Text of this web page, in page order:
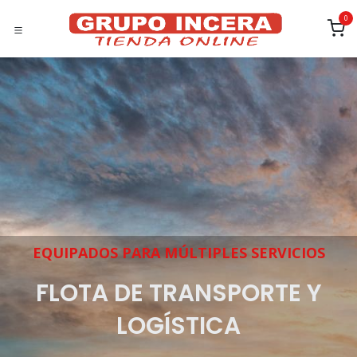
0
EQUIPADOS PARA MÚLTIPLES SERVICIOS
FLOTA DE TRANSPORTE Y
LOGÍSTICA